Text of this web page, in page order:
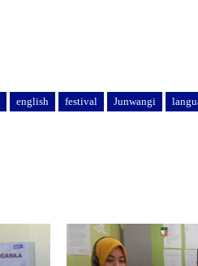
english festival Junwangi